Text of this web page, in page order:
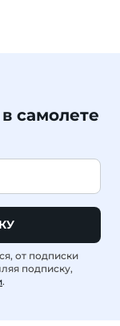
самолете
от подписки
подписку,
.